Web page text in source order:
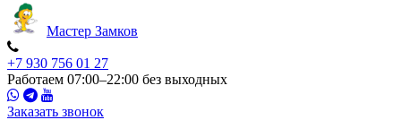
Мастер Замков
+7 930 756 01 27
Работаем 07:00–22:00 без выходных
Заказать звонок